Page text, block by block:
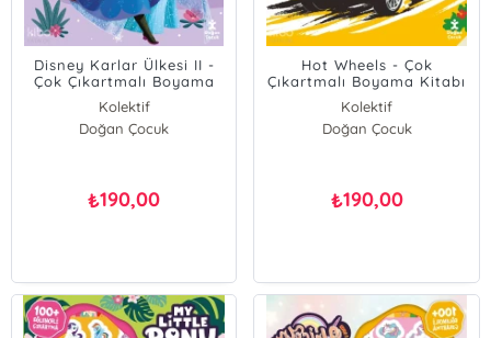
Disney Karlar Ülkesi II -
Çok Çıkartmalı Boyama
Kitabı
Kolektif
Doğan Çocuk
₺190,00
Hot Wheels - Çok
Çıkartmalı Boyama Kitabı
Kolektif
Doğan Çocuk
₺190,00